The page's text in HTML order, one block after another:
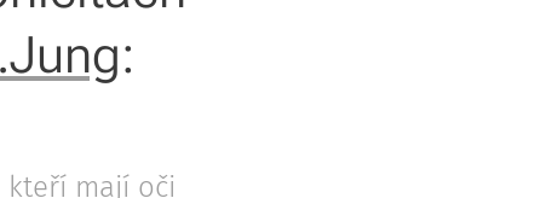
:
mají oči